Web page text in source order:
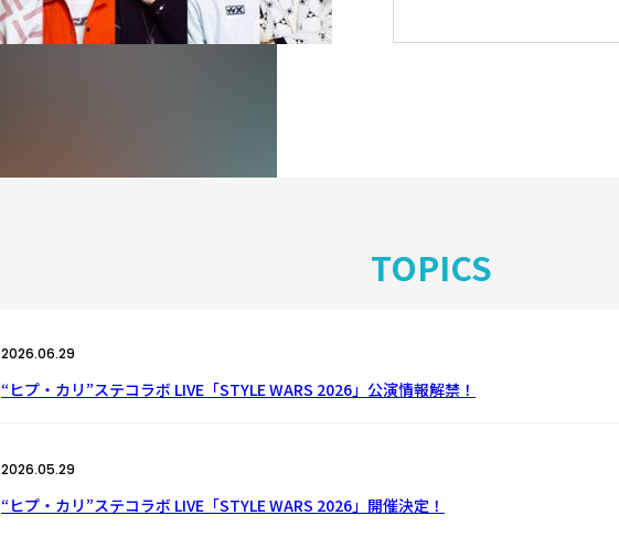
TOPICS
2026.06.29
“ヒプ・カリ”ステコラボ LIVE「STYLE WARS 2026」公演情報解禁！
2026.05.29
“ヒプ・カリ”ステコラボ LIVE「STYLE WARS 2026」開催決定！